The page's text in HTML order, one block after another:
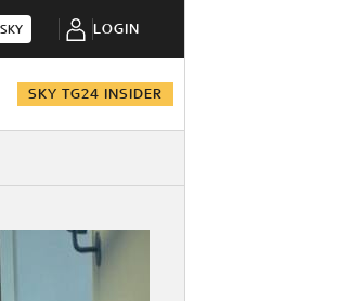
LOGIN
SKY TG24 INSIDER